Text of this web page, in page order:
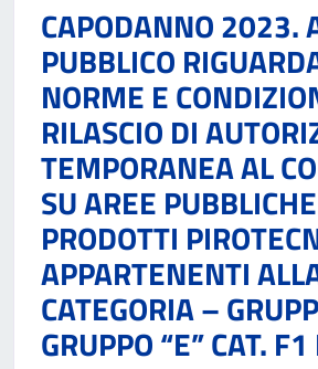
CAPODANNO 2023.
PUBBLICO
NORME E
RILASCIO DI
TEMPORANEA AL
SU AREE
PRODOTTI
APPARTENENTI
CATEGORIA –
GRUPPO “E” CAT.